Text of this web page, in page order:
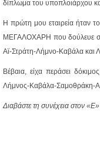
δίπλωμα του υποπλοιάρχου
Η πρώτη μου εταιρεία ήταν
ΜΕΓΑΛΟΧΑΡΗ που δούλευε
Αϊ-Στράτη-Λήμνο-Καβάλα και
Βέβαια, είχα περάσει
Λήμνος-Καβάλα-Σαμοθράκη-
Διαβάστε τη συνέχεια στον